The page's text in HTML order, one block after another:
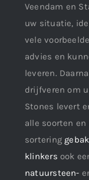
Veendam en
uw situatie,
vele
advies en
leveren.
drijfveren om
Stones levert
alle soorten
sortering
klinkers ook
natuursteen-